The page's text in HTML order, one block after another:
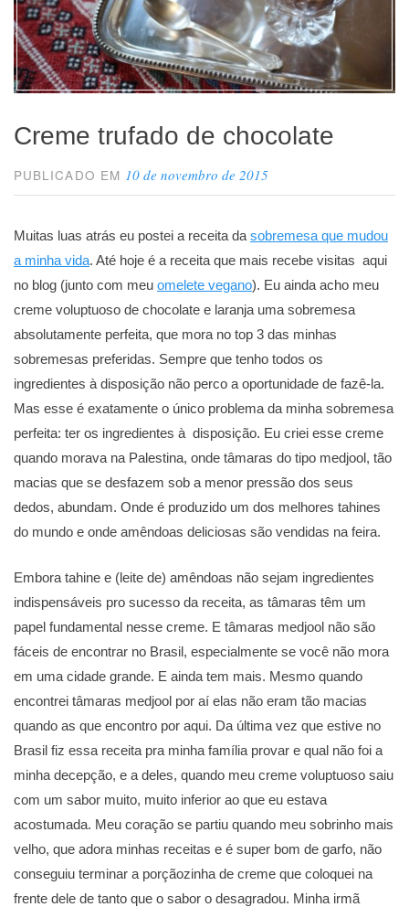
Creme trufado de chocolate
PUBLICADO EM 10 de novembro de 2015
Muitas luas atrás eu postei a receita dasobremesa que mudou
a minha vida. Até hoje é a receita que mais recebe visitas aqui
no blog (junto com meu omelete vegano). Eu ainda acho meu
creme voluptuoso de chocolate e laranja uma sobremesa
absolutamente perfeita, que mora no top 3 das minhas
sobremesas preferidas. Sempre que tenho todos os
ingredientes à disposição não perco a oportunidade de fazê-la.
Mas esse é exatamente o único problema da minha sobremesa
perfeita: ter os ingredientes à disposição. Eu criei esse creme
quando morava na Palestina, onde tâmaras do tipo medjool, tão
macias que se desfazem sob a menor pressão dos seus
dedos, abundam. Onde é produzido um dos melhores tahines
do mundo e onde amêndoas deliciosas são vendidas na feira.
Embora tahine e (leite de) amêndoas não sejam ingredientes
indispensáveis pro sucesso da receita, as tâmaras têm um
papel fundamental nesse creme. E tâmaras medjool não são
fáceis de encontrar no Brasil, especialmente se você não mora
em uma cidade grande. E ainda tem mais. Mesmo quando
encontrei tâmaras medjool por aí elas não eram tão macias
quando as que encontro por aqui. Da última vez que estive no
Brasil fiz essa receita pra minha família provar e qual não foi a
minha decepção, e a deles, quando meu creme voluptuoso saiu
com um sabor muito, muito inferior ao que eu estava
acostumada. Meu coração se partiu quando meu sobrinho mais
velho, que adora minhas receitas e é super bom de garfo, não
conseguiu terminar a porçãozinha de creme que coloquei na
frente dele de tanto que o sabor o desagradou. Minha irmã